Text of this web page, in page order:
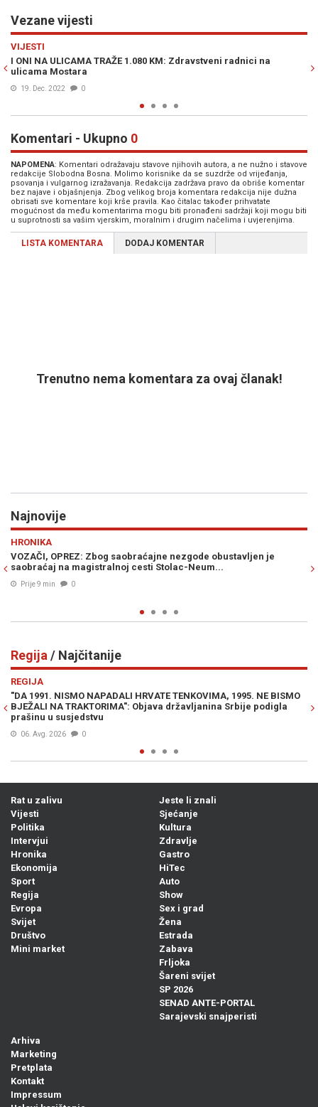
Vezane vijesti
Zdravstveni radnici na
NOVI PROTEST U CRNOJ GORI:
Komentari - Ukupno 0
NAPOMENA: Komentari odražavaju stavove njihovih autora, a ne nužno i stavove
redakcije Slobodna Bosna. Molimo korisnike da se suzdrže od vrijeđanja,
psovanja i vulgarnog izražavanja. Redakcija zadržava pravo da obriše komentar
bez najave i objašnjenja. Zbog velikog broja komentara redakcija nije dužna
obrisati sve komentare koji krše pravila. Kao čitalac također prihvatate
mogućnost da među komentarima mogu biti pronađeni sadržaji koji mogu biti
u suprotnosti sa vašim vjerskim, moralnim i drugim načelima i uvjerenjima.
LISTA KOMENTARA DODAJ KOMENTAR
Trenutno nema komentara za ovaj članak!
Najnovije
nezgode obustavljen je
Stolac-Neum...
OTVORENO, IZ SRBIJE: Nakon
uslijedio je bolan udarac
Regija / Najčitanije
TENKOVIMA, 1995. NE BISMO
Objava državljanina Srbije podigla
VUČIĆ PIJAN KAO LETVA
pesma, prelepa…” (VIDEO)
Rat u zalivu
Vijesti
Politika
Intervjui
Hronika
Ekonomija
Sport
Regija
Evropa
Svijet
Društvo
Mini market
Jeste li znali
Sjećanje
Kultura
Zdravlje
Gastro
HiTec
Auto
Show
Sex i grad
Žena
Estrada
Zabava
Frljoka
Šareni svijet
SP 2026
SENAD ANTE-PORTAL
Sarajevski snajperisti
Arhiva
Marketing
Pretplata
Kontakt
Impressum